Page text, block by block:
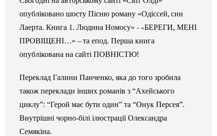
Світ Олді
опубліковано шосту Пісню роману «Одіссей, син
Лаерта. Книга 1. Людина Номосу» – «БЕРЕГИ, МЕНІ
ПРОВІЩЕНІ…» –та епод. Перша книга
опублікована на сайті ПОВНІСТЮ!
Переклад Галини Панченко, яка до того зробила
також переклади інших романів з “Ахейського
циклу”: “Герой має бути один” та “Онук Персея”.
Внутрішні чорно-білі ілюстрації Олександра
Семякіна.